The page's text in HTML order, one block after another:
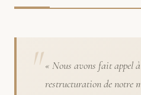
« Nous avons fait appel
restructuration de notre